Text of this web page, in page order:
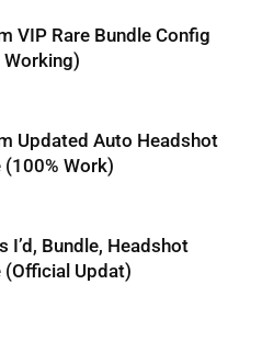
VIP Rare Bundle Config
Working)
Updated Auto Headshot
(100% Work)
I’d, Bundle, Headshot
(Official Updat)